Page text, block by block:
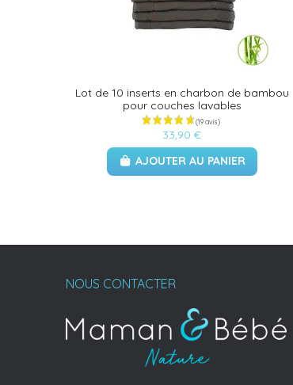
Lot de 10 inserts en charbon de bambou
pour couches lavables
33,90 €
AJOUTER AU PANIER
NOUS CONTACTER